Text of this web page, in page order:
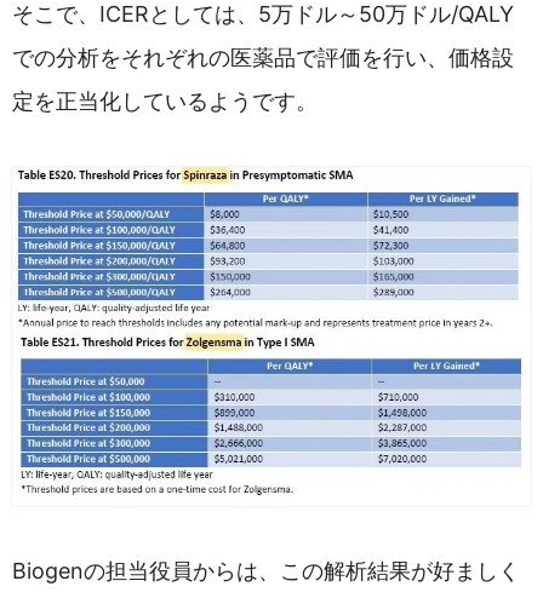
そこで、ICERとしては、5万ドル～50万ドル/QALY
での分析をそれぞれの医薬品で評価を行い、価格設
定を正当化しているようです。
Biogenの担当役員からは、この解析結果が好ましく